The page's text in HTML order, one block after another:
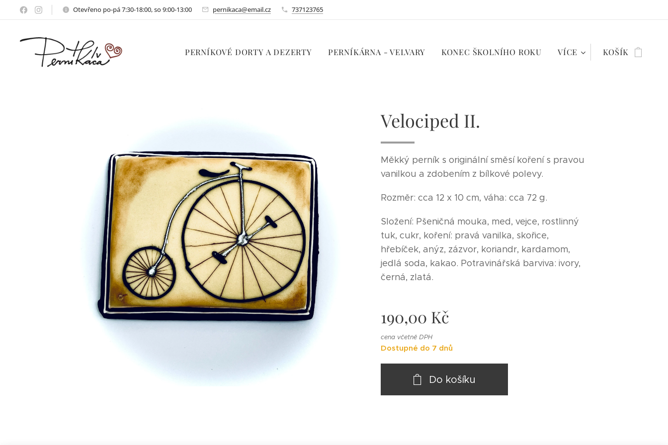
Otevřeno po-pá 7:30-18:00, so 9:00-13:00 pernikaca@email.cz 737123765
PERNÍKOVÉ DORTY A DEZERTY PERNÍKÁRNA - VELVARY KONEC ŠKOLNÍHO ROKU VÍCE KOŠÍK
Velociped II.
Měkký perník s originální směsí koření s pravou
vanilkou a zdobením z bílkové polevy.
Rozměr: cca 12 x 10 cm, váha: cca 72 g.
Složení: Pšeničná mouka, med, vejce, rostlinný
tuk, cukr, koření: pravá vanilka, skořice,
hřebíček, anýz, zázvor, koriandr, kardamom,
jedlá soda, kakao. Potravinářská barviva: ivory,
černá, zlatá.
190,00 Kč
cena včetně DPH
Dostupné do 7 dnů
Do košíku